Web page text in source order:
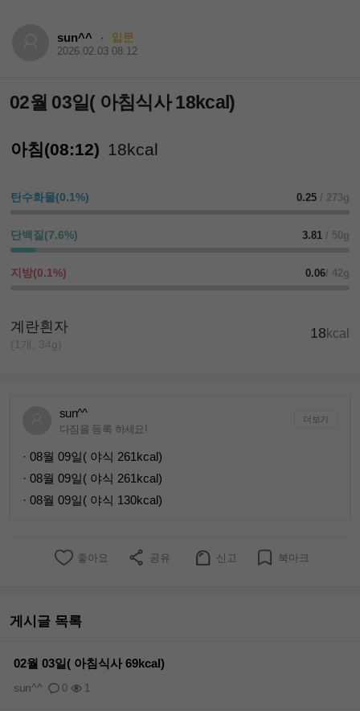
sun^^ · 입문
2026.02.03 08:12
02월 03일( 아침식사 18kcal)
아침(08:12) 18kcal
탄수화물(0.1%) 0.25 / 273g
단백질(7.6%) 3.81 / 50g
지방(0.1%) 0.06/ 42g
계란흰자
(1개, 34g)
18 kcal
sun^^
다짐을 등록 하세요!
더보기
· 08월 09일( 야식 261kcal)
· 08월 09일( 야식 261kcal)
· 08월 09일( 야식 130kcal)
좋아요 공유 신고 북마크
게시글 목록
02월 03일( 아침식사 69kcal)
0 1
sun^^